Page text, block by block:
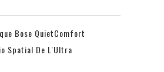
Bose QuietComfort
Spatial De L'Ultra